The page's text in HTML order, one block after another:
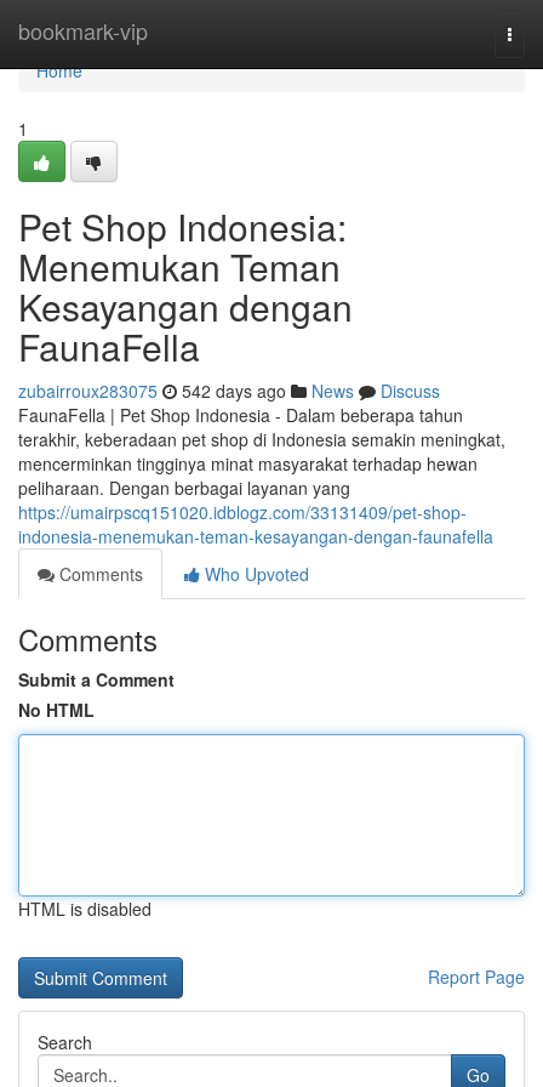
bookmark-vip
Home
Home
1
Pet Shop Indonesia:
Menemukan Teman
Kesayangan dengan
FaunaFella
zubairroux283075 542 days ago News
Discuss
FaunaFella | Pet Shop Indonesia - Dalam beberapa tahun
terakhir, keberadaan pet shop di Indonesia semakin meningkat,
mencerminkan tingginya minat masyarakat terhadap hewan
peliharaan. Dengan berbagai layanan yang
https://umairpscq151020.idblogz.com/33131409/pet-shop-
indonesia-menemukan-teman-kesayangan-dengan-faunafella
Comments
Who Upvoted
Comments
Submit a Comment
No HTML
HTML is disabled
Report Page
Search
Go